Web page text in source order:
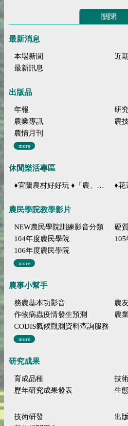
關閉
最新消息
本場新聞
近
最新訊息
出版品
年報
研
農業專訊
農
農情月刊
more
休閒樂活專區
♦宜蘭農村好好玩 ♦「農、藝、山、水」四條遊程推薦 ♦花蓮農
農民學院教學影片
NEW農民學院訓練影音分類
硬
104年度農民學院
106年度農民學院
more
農事小幫手
務農基本功影音
農
作物病蟲疫情發生預測
農
CODIS氣候觀測資料查詢服務
more
研究成果
育成品種
技
歷年研究成果發表
生
技術研發
出